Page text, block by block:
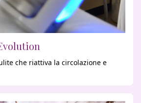
che riattiva la circolazione e